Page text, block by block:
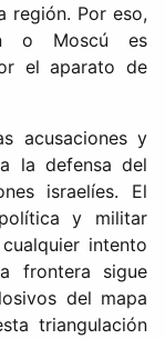
región. Por eso,
o Moscú es
el aparato de
acusaciones y
la defensa del
israelíes. El
y militar
intento
frontera sigue
del mapa
triangulación